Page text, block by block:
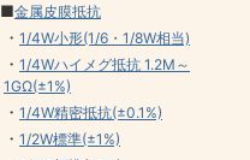
■金属皮膜抵抗
・ 1/4W小形(1/6・1/8W相当)
・ 1/4Wハイメグ抵抗 1.2M～
1GΩ(±1%)
・ 1/4W精密抵抗(±0.1%)
・ 1/2W標準(±1%)